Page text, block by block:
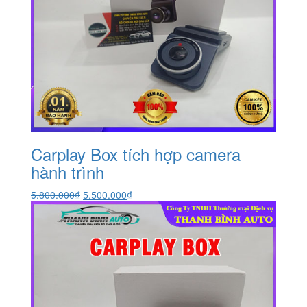
Carplay Box tích hợp camera
hành trình
5.800.000₫ Giá
gốc
là:
5.800.000₫.
5.500.000₫Giá
hiện
tại
là:
5.500.000₫.